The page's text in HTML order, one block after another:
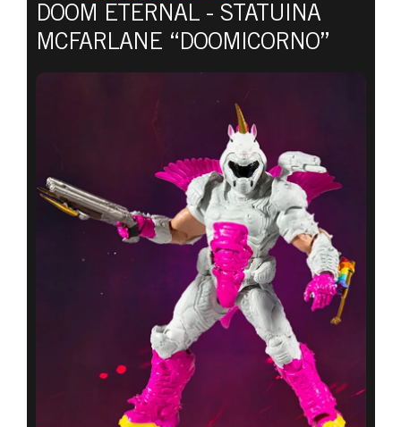
DOOM ETERNAL - STATUINA
MCFARLANE “DOOMICORNO”